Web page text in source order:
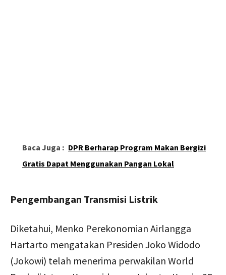
Baca Juga : DPR Berharap Program Makan Bergizi
Gratis Dapat Menggunakan Pangan Lokal
Pengembangan Transmisi Listrik
Diketahui, Menko Perekonomian Airlangga
Hartarto mengatakan Presiden Joko Widodo
(Jokowi) telah menerima perwakilan World